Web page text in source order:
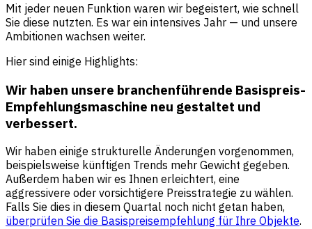
Mit jeder neuen Funktion waren wir begeistert, wie schnell
Sie diese nutzten. Es war ein intensives Jahr — und unsere
Ambitionen wachsen weiter.
Hier sind einige Highlights:
Wir haben unsere branchenführende Basispreis-
Empfehlungsmaschine neu gestaltet und
verbessert.
Wir haben einige strukturelle Änderungen vorgenommen,
beispielsweise künftigen Trends mehr Gewicht gegeben.
Außerdem haben wir es Ihnen erleichtert, eine
aggressivere oder vorsichtigere Preisstrategie zu wählen.
Falls Sie dies in diesem Quartal noch nicht getan haben,
überprüfen Sie die Basispreisempfehlung für Ihre Objekte.